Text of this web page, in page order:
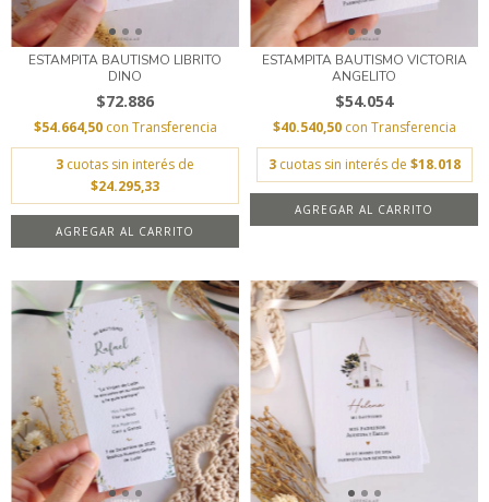
ESTAMPITA BAUTISMO LIBRITO
DINO
$72.886
$54.664,50 con Transferencia
3 cuotas sin interés de
$24.295,33
AGREGAR AL CARRITO
ESTAMPITA BAUTISMO VICTORIA
ANGELITO
$54.054
$40.540,50 con Transferencia
3 cuotas sin interés de $18.018
AGREGAR AL CARRITO